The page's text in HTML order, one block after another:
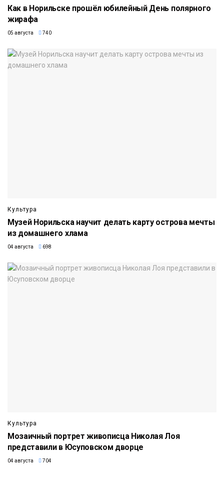
Как в Норильске прошёл юбилейный День полярного
жирафа
05 августа 740
Культура
Музей Норильска научит делать карту острова мечты
из домашнего хлама
04 августа 698
Культура
Мозаичный портрет живописца Николая Лоя
представили в Юсуповском дворце
04 августа 704